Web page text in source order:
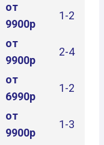
от
9900р
1-2
от
9900р
2-4
от
6990р
1-2
от
9900р
1-3